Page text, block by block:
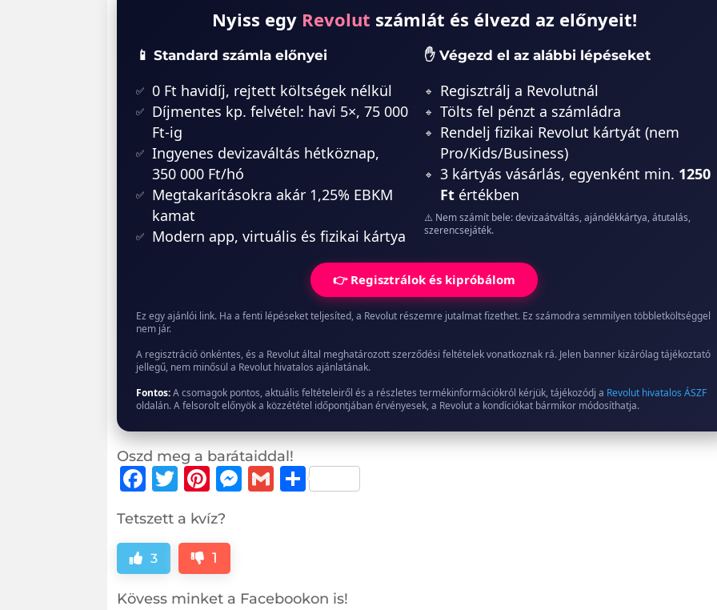
Nyiss egy Revolut számlát és élvezd az előnyeit!
📱 Standard számla előnyei
0 Ft havidíj, rejtett költségek nélkül
Díjmentes kp. felvétel: havi 5×, 75 000
Ft-ig
Ingyenes devizaváltás hétköznap,
350 000 Ft/hó
Megtakarításokra akár 1,25% EBKM
kamat
Modern app, virtuális és fizikai kártya
✋ Végezd el az alábbi lépéseket
Regisztrálj a Revolutnál
Tölts fel pénzt a számládra
Rendelj fizikai Revolut kártyát (nem
Pro/Kids/Business)
3 kártyás vásárlás, egyenként min. 1250
Ft értékben
⚠️ Nem számít bele: devizaátváltás, ajándékkártya, átutalás,
szerencsejáték.
👉 Regisztrálok és kipróbálom
Ez egy ajánlói link. Ha a fenti lépéseket teljesíted, a Revolut részemre jutalmat fizethet. Ez számodra semmilyen többletköltséggel
nem jár.
A regisztráció önkéntes, és a Revolut által meghatározott szerződési feltételek vonatkoznak rá. Jelen banner kizárólag tájékoztató
jellegű, nem minősül a Revolut hivatalos ajánlatának.
Fontos:A csomagok pontos, aktuális feltételeiről és a részletes termékinformációkról kérjük, tájékozódj a Revolut hivatalos ÁSZF
oldalán. A felsorolt előnyök a közzététel időpontjában érvényesek, a Revolut a kondíciókat bármikor módosíthatja.
Oszd meg a barátaiddal!
F
c
e
b
T
w
it
te
r
Pi
n
te
r
e
M G O
Tetszett a kvíz?
3 1
Kövess minket a Facebookon is!